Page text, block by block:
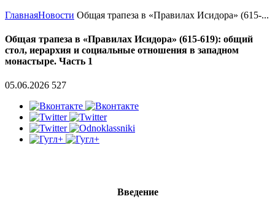
ГлавнаяНовости Общая трапеза в «Правилах Исидора» (615-...
Общая трапеза в «Правилах Исидора» (615-619): общий
стол, иерархия и социальные отношения в западном
монастыре. Часть 1
05.06.2026 527
Введение